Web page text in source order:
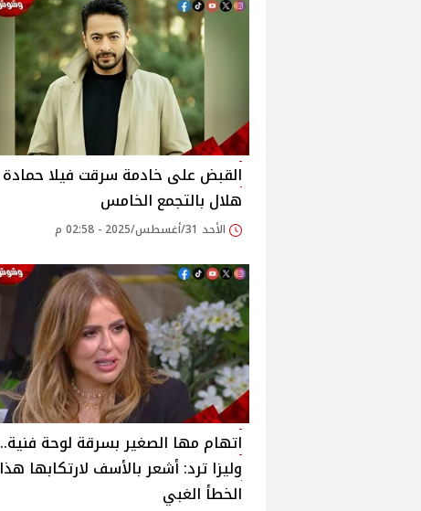
القبض على خادمة سرقت فيلا حمادة
هلال بالتجمع الخامس‎
الأحد 31/أغسطس/2025 - 02:58 م
اتهام مها الصغير بسرقة لوحة فنية..
وليزا ترد: أشعر بالأسف لارتكابها هذا
الخطأ الغبي